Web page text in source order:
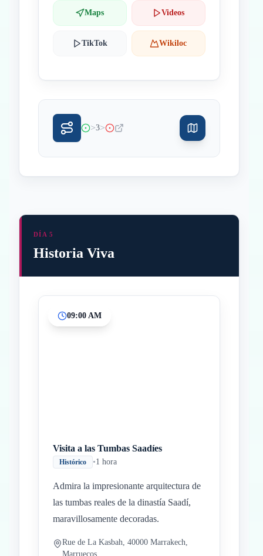
Maps Videos
TikTok Wikiloc
>3>
DÍA 5
Historia Viva
09:00 AM
Visita a las Tumbas Saadíes
Histórico •1 hora
Admira la impresionante arquitectura de
las tumbas reales de la dinastía Saadí,
maravillosamente decoradas.
Rue de La Kasbah, 40000 Marrakech,
Marruecos